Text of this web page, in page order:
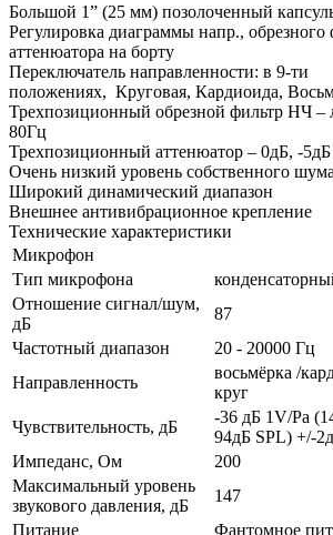
Большой 1” (25 мм) позолоченный
Регулировка диаграммы напр.,
аттенюатора на борту
Переключатель направленности: в 9-ти
положениях, Круговая, Кардиоида,
Трехпозиционный обрезной фильтр НЧ
80Гц
Трехпозиционный аттенюатор – 0дБ, -
Очень низкий уровень собственного шума
Широкий динамический диапазон
Внешнее антивибрационное крепление
Технические характеристики
Микрофон
Тип микрофона
Отношение сигнал/шум,
дБ
87
Частотный диапазон
20 - 20000 Гц
Направленность
восьмёрка /
круг
Чувствительность, дБ
-36 дБ 1V/Pa
94дБ SPL) +/-
Импеданс, Ом
200
Максимальный уровень
звукового давления, дБ
147
Питание
Фантомное